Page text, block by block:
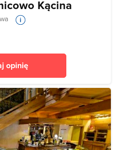
Kącina
opinię